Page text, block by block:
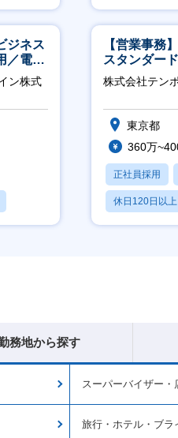
月残業20時間
ジネス
／電
ェクト
ン株式
【営業事務
スタンダー
株式会社テン
東京都
360万
正社員採用
休日120日以上
賞与あり
務地から探す
スーパーバイザー・
旅行・ホテル・ブラ